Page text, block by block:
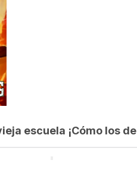
escuela ¡Cómo los